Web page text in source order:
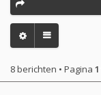
8 berichten • Pagina 1